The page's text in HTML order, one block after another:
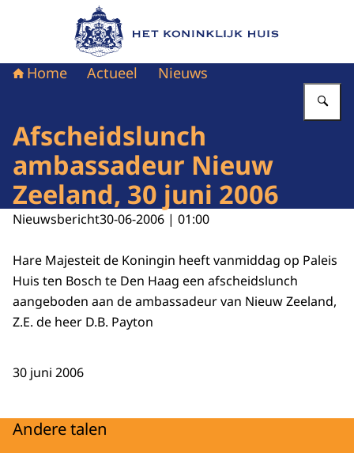
Naar de homepage van Het Koninklijk Huis
Home Actueel Nieuws
Afscheidslunch
ambassadeur Nieuw
Zeeland, 30 juni 2006
Nieuwsbericht30-06-2006 | 01:00
Hare Majesteit de Koningin heeft vanmiddag op Paleis
Huis ten Bosch te Den Haag een afscheidslunch
aangeboden aan de ambassadeur van Nieuw Zeeland,
Z.E. de heer D.B. Payton
30 juni 2006
Andere talen